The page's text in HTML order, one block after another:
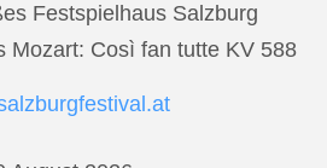
Festspielhaus Salzburg
Mozart: Così fan tutte KV 588